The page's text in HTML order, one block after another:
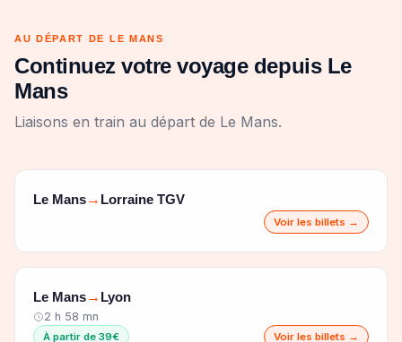
AU DÉPART DE LE MANS
Continuez votre voyage depuis Le
Mans
Liaisons en train au départ de Le Mans.
Le Mans→ Lorraine TGV
Voir les billets →
Le Mans→ Lyon
2 h 58 mn
À partir de 39€ Voir les billets →